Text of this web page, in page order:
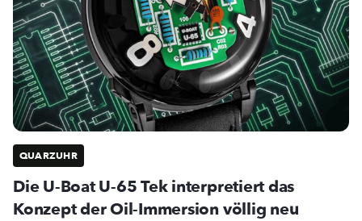
QUARZUHR
Die U-Boat U-65 Tek interpretiert das
Konzept der Oil-Immersion völlig neu